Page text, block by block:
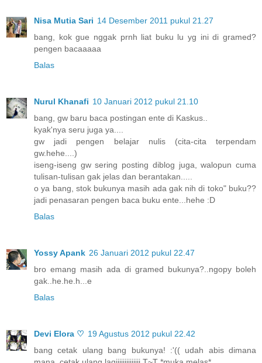
Nisa Mutia Sari 14 Desember 2011 pukul 21.27
bang, kok gue nggak prnh liat buku lu yg ini di gramed?
pengen bacaaaaa
Balas
Nurul Khanafi 10 Januari 2012 pukul 21.10
bang, gw baru baca postingan ente di Kaskus..
kyak'nya seru juga ya....
gw jadi pengen belajar nulis (cita-cita terpendam
gw.hehe....)
iseng-iseng gw sering posting diblog juga, walopun cuma
tulisan-tulisan gak jelas dan berantakan.....
o ya bang, stok bukunya masih ada gak nih di toko" buku??
jadi penasaran pengen baca buku ente...hehe :D
Balas
Yossy Apank 26 Januari 2012 pukul 22.47
bro emang masih ada di gramed bukunya?..ngopy boleh
gak..he.he.h...e
Balas
Devi Elora ♡ 19 Agustus 2012 pukul 22.42
bang cetak ulang bang bukunya! :'(( udah abis dimana